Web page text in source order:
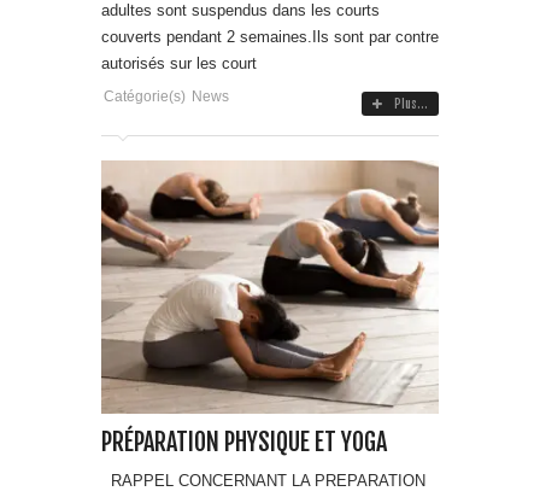
adultes sont suspendus dans les courts
couverts pendant 2 semaines.Ils sont par contre
autorisés sur les court
Catégorie(s) News Plus...
PRÉPARATION PHYSIQUE ET YOGA
RAPPEL CONCERNANT LA PREPARATION